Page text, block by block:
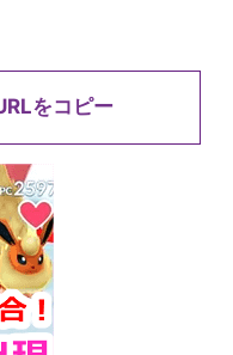
をコピー